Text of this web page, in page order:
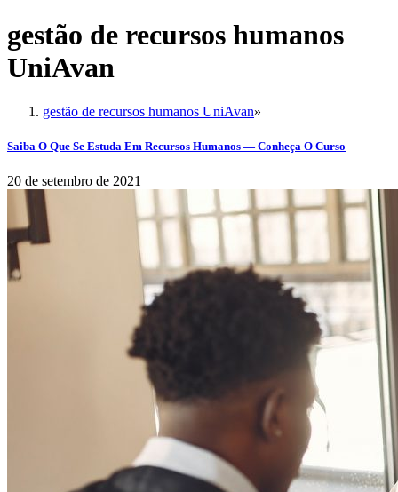
gestão de recursos humanos
UniAvan
gestão de recursos humanos UniAvan»
Saiba O Que Se Estuda Em Recursos Humanos — Conheça O Curso
20 de setembro de 2021